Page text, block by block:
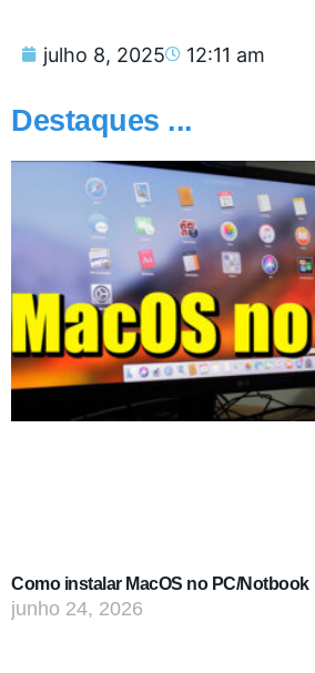
julho 8, 2025 12:11 am
Destaques ...
Como instalar MacOS no PC/Notbook
junho 24, 2026